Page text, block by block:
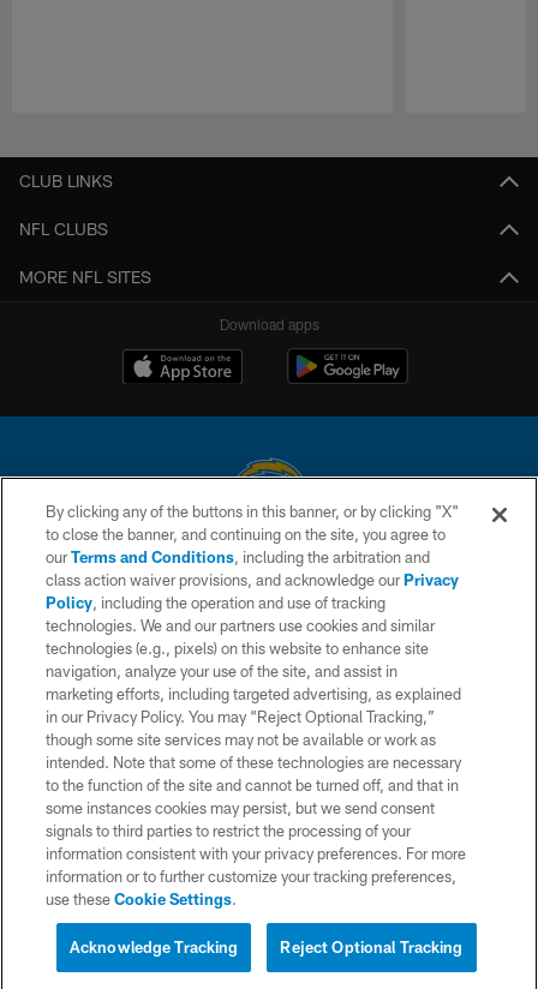
CLUB LINKS
NFL CLUBS
MORE NFL SITES
Download apps
© 2026 Chargers Football Company, LLC. All rights reserved. This website
is managed on a digital platform of the National Football League.
CONTACT US
WEBSITE ACCESSIBILITY
TERMS AND CONDITIONS
PRIVACY POLICY
SITE MAP
AD CHOICES
YOUR PRIVACY CHOICES
COOKIE SETTINGS
By clicking any of the buttons in this banner, or by clicking "X"
to close the banner, and continuing on the site, you agree to
ourTerms and Conditions, including the arbitration and
class action waiver provisions, and acknowledge ourPrivacy
Policy, including the operation and use of tracking
technologies. We and our partners use cookies and similar
technologies (e.g., pixels) on this website to enhance site
navigation, analyze your use of the site, and assist in
marketing efforts, including targeted advertising, as explained
in our Privacy Policy. You may “Reject Optional Tracking,”
though some site services may not be available or work as
intended. Note that some of these technologies are necessary
to the function of the site and cannot be turned off, and that in
some instances cookies may persist, but we send consent
signals to third parties to restrict the processing of your
information consistent with your privacy preferences. For more
information or to further customize your tracking preferences,
use theseCookie Settings.
Reject Optional Tracking
Acknowledge Tracking